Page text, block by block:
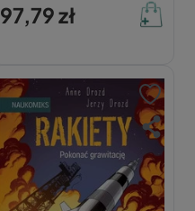
97,79 zł